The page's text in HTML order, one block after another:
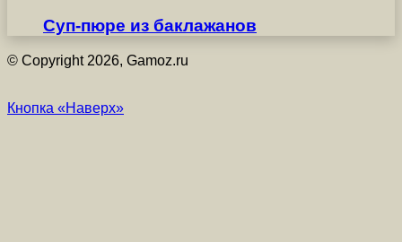
Суп-пюре из баклажанов
© Copyright 2026, Gamoz.ru
Кнопка «Наверх»